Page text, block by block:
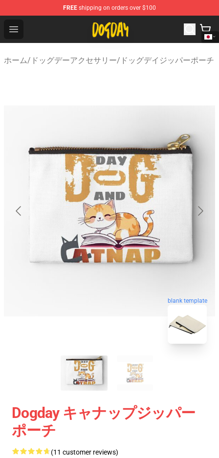
FREE shipping on orders over $100
Open menu
DogDay Store - Official DogDay Merchandise Shop
ホーム/ ドッグデーアクセサリー/ ドッグデイジッパーポーチ
blank template
Dogday キャナップジッパー
ポーチ
(11 customer reviews)